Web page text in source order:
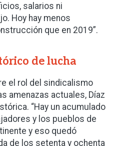
salarios ni
Hoy hay menos
que en 2019”.
de lucha
el rol del sindicalismo
amenazas actuales, Díaz
“Hay un acumulado
y los pueblos de
y eso quedó
de los setenta y ochenta